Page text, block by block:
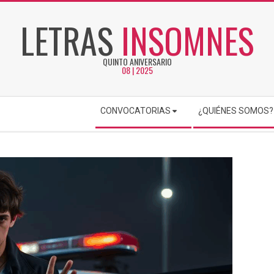
LETRAS INSOMNES
QUINTO ANIVERSARIO
08 | 2025
CONVOCATORIAS ¿QUIÉNES SOMOS?